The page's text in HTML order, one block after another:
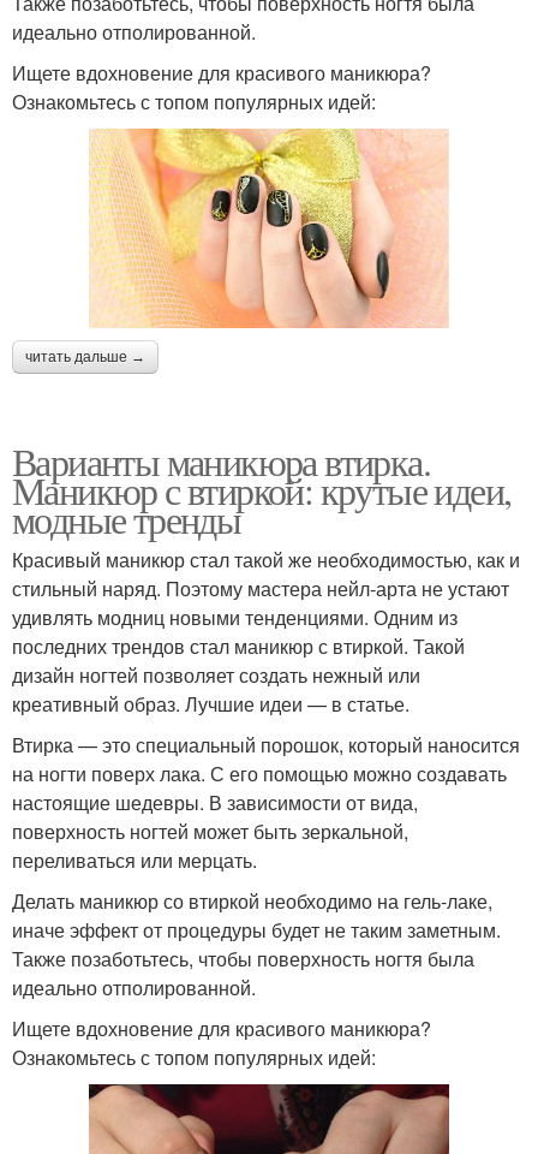
идеально отполированной.
Ищете вдохновение для красивого маникюра?
Ознакомьтесь с топом популярных идей:
читать дальше →
Варианты маникюра втирка.
Маникюр с втиркой: крутые идеи,
модные тренды
Красивый маникюр стал такой же необходимостью, как и
стильный наряд. Поэтому мастера нейл-арта не устают
удивлять модниц новыми тенденциями. Одним из
последних трендов стал маникюр с втиркой. Такой
дизайн ногтей позволяет создать нежный или
креативный образ. Лучшие идеи — в статье.
Втирка — это специальный порошок, который наносится
на ногти поверх лака. С его помощью можно создавать
настоящие шедевры. В зависимости от вида,
поверхность ногтей может быть зеркальной,
переливаться или мерцать.
Делать маникюр со втиркой необходимо на гель-лаке,
иначе эффект от процедуры будет не таким заметным.
Также позаботьтесь, чтобы поверхность ногтя была
идеально отполированной.
Ищете вдохновение для красивого маникюра?
Ознакомьтесь с топом популярных идей: